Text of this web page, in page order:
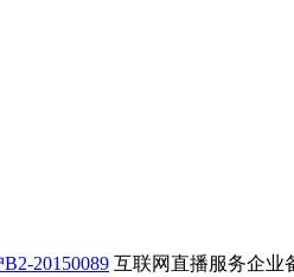
20150089 互联网直播服务企业